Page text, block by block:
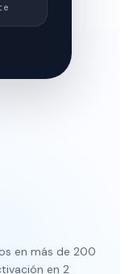
en más de 200
en 2